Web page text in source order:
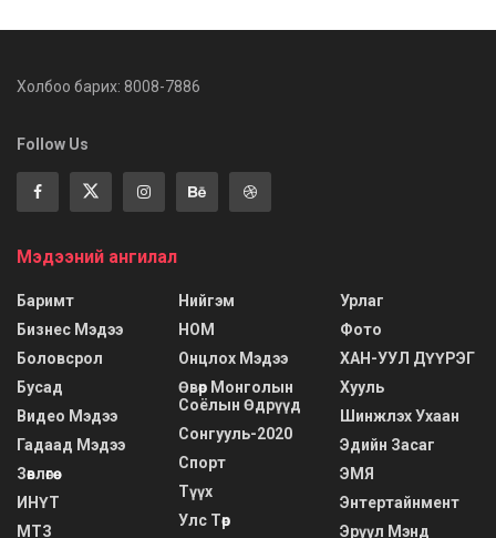
Холбоо барих: 8008-7886
Follow Us
Мэдээний ангилал
Баримт
Бизнес Мэдээ
Боловсрол
Бусад
Видео Мэдээ
Гадаад Мэдээ
Зөвлөгөө
ИНҮТ
МТЗ
Нийгэм
НОМ
Онцлох Мэдээ
Өвөр Монголын
Соёлын Өдрүүд
Сонгууль-2020
Спорт
Түүх
Улс Төр
Урлаг
Фото
ХАН-УУЛ ДҮҮРЭГ
Хууль
Шинжлэх Ухаан
Эдийн Засаг
ЭМЯ
Энтертайнмент
Эрүүл Мэнд